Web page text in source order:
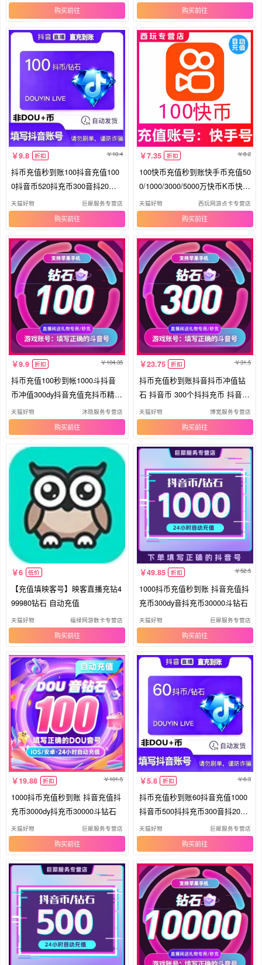
购买 购买
9.8 折扣 10.4
抖币充值秒到账100抖音充值100
0抖音币520抖充币300音抖20万
钻石
天猫好物 巨犀服务专营店
购买
7.35 折扣 8.2
100快币充值秒到账快手币充值50
0/1000/3000/5000万快币K币快s
币
天猫好物 西玩网游点卡专营店
购买
9.9 折扣 104.35
抖币充值100秒到帐1000斗抖音
币冲值300dy抖音充值充抖币精品
钻石
天猫好物 沐晓服务专营店
购买
23.75 折扣 31.5
抖币充值秒到账抖音抖币冲值钻
石 抖音币 300个抖抖充币 抖音充
币
天猫好物 博宽服务专营店
购买
6 低价
【充值填映客号】映客直播充钻4
99980钻石 自动充值
天猫好物 福禄网游数卡专营店
购买
49.85 折扣 52.5
1000抖币充值秒到账 抖音充值抖
充币300dy音抖充币30000斗钻石
天猫好物 巨犀服务专营店
购买
19.88 折扣 101.5
1000抖币充值秒到账 抖音充值抖
充币3000dy抖充币30000斗钻石
天猫好物 巨犀服务专营店
购买
5.8 折扣 6.3
抖币充值秒到账60抖音充值1000
抖音币500抖抖充币300音抖2000
钻石
天猫好物 巨犀服务专营店
购买